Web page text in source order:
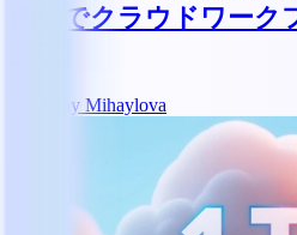
機能でクラウドワー
Reny Mihaylova